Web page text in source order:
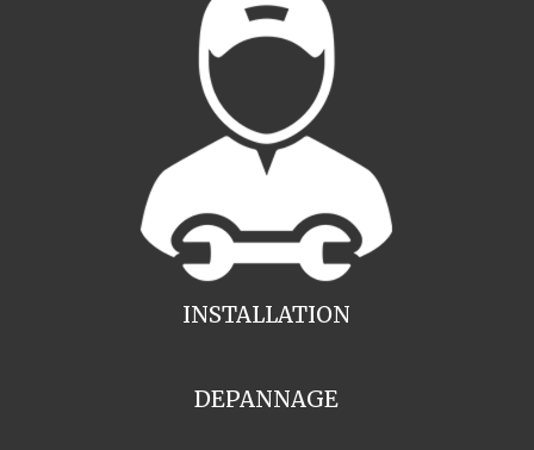
INSTALLATION
DEPANNAGE